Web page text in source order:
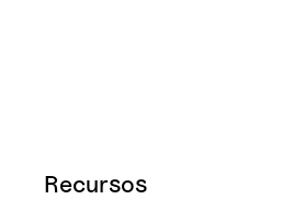
Recursos